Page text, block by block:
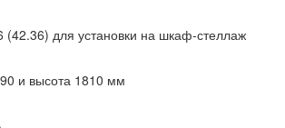
(42.36) для установки на шкаф-стеллаж
и высота 1810 мм